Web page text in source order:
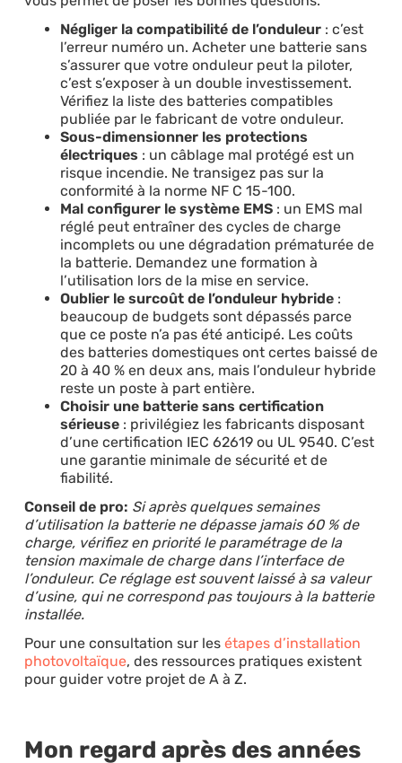
Négliger la compatibilité de l’onduleur: c’est
l’erreur numéro un. Acheter une batterie sans
s’assurer que votre onduleur peut la piloter,
c’est s’exposer à un double investissement.
Vérifiez la liste des batteries compatibles
publiée par le fabricant de votre onduleur.
Sous-dimensionner les protections
électriques : un câblage mal protégé est un
risque incendie. Ne transigez pas sur la
conformité à la norme NF C 15-100.
Mal configurer le système EMS: un EMS mal
réglé peut entraîner des cycles de charge
incomplets ou une dégradation prématurée de
la batterie. Demandez une formation à
l’utilisation lors de la mise en service.
Oublier le surcoût de l’onduleur hybride:
beaucoup de budgets sont dépassés parce
que ce poste n’a pas été anticipé. Les coûts
des batteries domestiques ont certes baissé de
20 à 40 % en deux ans, mais l’onduleur hybride
reste un poste à part entière.
Choisir une batterie sans certification
sérieuse: privilégiez les fabricants disposant
d’une certification IEC 62619 ou UL 9540. C’est
une garantie minimale de sécurité et de
fiabilité.
Conseil de pro: Si après quelques semaines
d’utilisation la batterie ne dépasse jamais 60 % de
charge, vérifiez en priorité le paramétrage de la
tension maximale de charge dans l’interface de
l’onduleur. Ce réglage est souvent laissé à sa valeur
d’usine, qui ne correspond pas toujours à la batterie
installée.
Pour une consultation sur les étapes d’installation
photovoltaïque, des ressources pratiques existent
pour guider votre projet de A à Z.
Mon regard après des années